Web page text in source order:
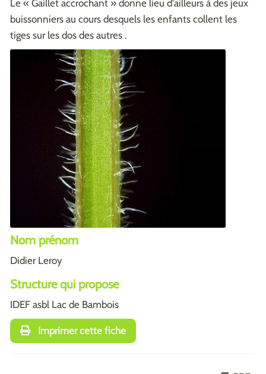
Le « Gaillet accrochant » donne lieu d'ailleurs à des jeux
buissonniers au cours desquels les enfants collent les
tiges sur les dos des autres .
Nom prénom
Didier Leroy
Structure qui propose
IDEF asbl Lac de Bambois
Imprimer cette fiche